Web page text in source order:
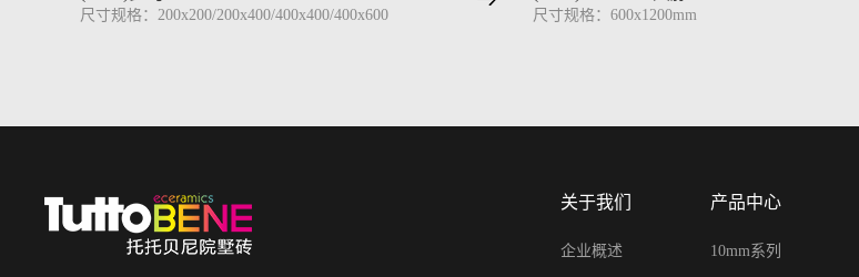
尺寸规格：200x200/200x400/400x400/400x600 尺寸规格：600x1200mm
关于我们
企业概述
产品中心
10mm系列